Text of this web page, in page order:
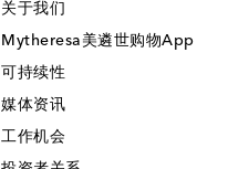
关于我们
Mytheresa美遴世购物App
可持续性
媒体资讯
工作机会